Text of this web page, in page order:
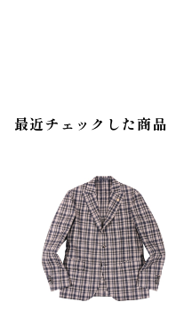
最近チェックした商品